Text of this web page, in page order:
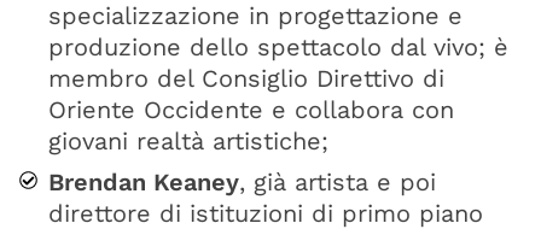
specializzazione in progettazione e
produzione dello spettacolo dal vivo; è
membro del Consiglio Direttivo di
Oriente Occidente e collabora con
giovani realtà artistiche;
Brendan Keaney, già artista e poi
direttore di istituzioni di primo piano